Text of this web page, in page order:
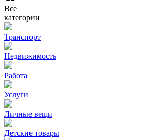
Все
категории
Транспорт
Недвижимость
Работа
Услуги
Личные вещи
Детские товары